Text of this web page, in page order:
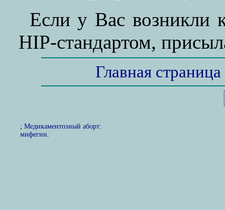
Если у Вас возникли
HIP-стандартом,
Главная страница
; Медикаментозный аборт:
мифегин.